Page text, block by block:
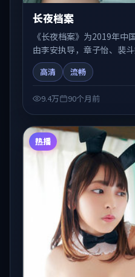
长夜档案
《长夜档案》为2019年中
由李安执导，章子怡、裴
弧光与节奏推进中展开，
合关注国产在线观看、热
高清 流畅
9.4万 90个月前
热播